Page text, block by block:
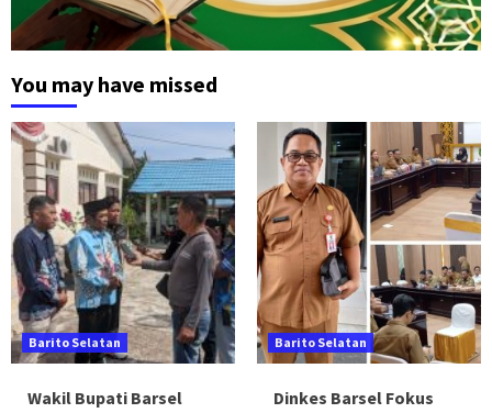
You may have missed
Barito Selatan
Wakil Bupati Barsel
Barito Selatan
Dinkes Barsel Fokus